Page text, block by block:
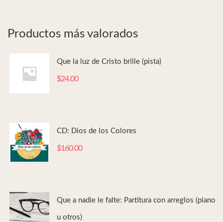
Productos más valorados
Que la luz de Cristo brille (pista)
$24.00
CD: Dios de los Colores
$160.00
Que a nadie le falte: Partitura con arreglos (piano
u otros)